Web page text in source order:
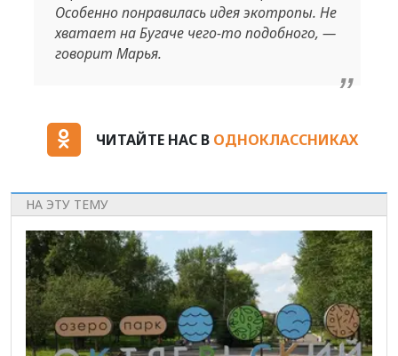
Особенно понравилась идея экотропы. Не
хватает на Бугаче чего-то подобного, —
говорит Марья.
ЧИТАЙТЕ НАС В ОДНОКЛАССНИКАХ
НА ЭТУ ТЕМУ